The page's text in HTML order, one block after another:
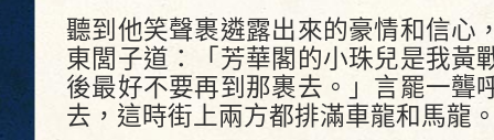
聽到他笑聲裹遴露出來的豪情和信心
東閭子道：「芳華閣的小珠兒是我黃
後最好不要再到那裹去。」言罷一聾
去，這時街上兩方都排滿車龍和馬龍